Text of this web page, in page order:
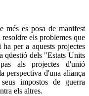
més es posa de manifest
els problemes que
per a aquests projectes
qüestió dels "Estats Units
als projectes d'unió
perspectiva d'una aliança
impostos de guerra
els altres.